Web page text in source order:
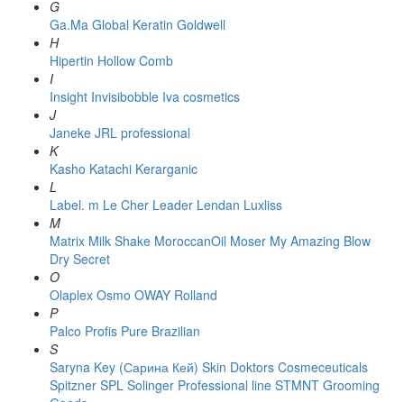
G
Ga.Ma Global Keratin Goldwell
H
Hipertin Hollow Comb
I
Insight Invisibobble Iva cosmetics
J
Janeke JRL professional
K
Kasho Katachi Kerarganic
L
Label. m Le Cher Leader Lendan Luxliss
M
Matrix Milk Shake MoroccanOil Moser My Amazing Blow
Dry Secret
O
Olaplex Osmo OWAY Rolland
P
Palco Profis Pure Brazilian
S
Saryna Key (Сарина Кей) Skin Doktors Cosmeceuticals
Spitzner SPL Solinger Professional line STMNT Grooming